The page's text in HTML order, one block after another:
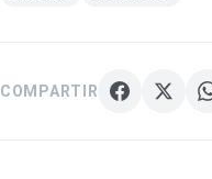
COMPARTIR